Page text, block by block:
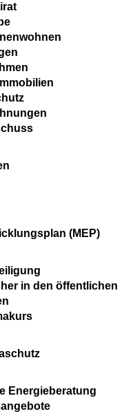
(MEP)
in den öffentlichen
Energieberatung